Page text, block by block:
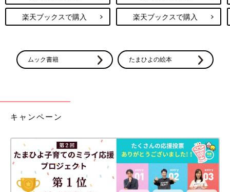
楽天ブックスで購入 楽天ブックスで購入
ムック書籍 たまひよの絵本
キャンペーン